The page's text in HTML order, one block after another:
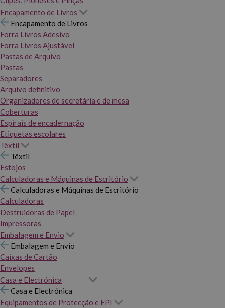
Encapamento de Livros
Encapamento de Livros
Forra Livros Adesivo
Forra Livros Ajustável
Pastas de Arquivo
Pastas
Separadores
Arquivo definitivo
Organizadores de secretária e de mesa
Coberturas
Espirais de encadernação
Etiquetas escolares
Têxtil
Têxtil
Estojos
Calculadoras e Máquinas de Escritório
Calculadoras e Máquinas de Escritório
Calculadoras
Destruidoras de Papel
Impressoras
Embalagem e Envio
Embalagem e Envio
Caixas de Cartão
Envelopes
Casa e Electrónica
Casa e Electrónica
Equipamentos de Protecção e EPI